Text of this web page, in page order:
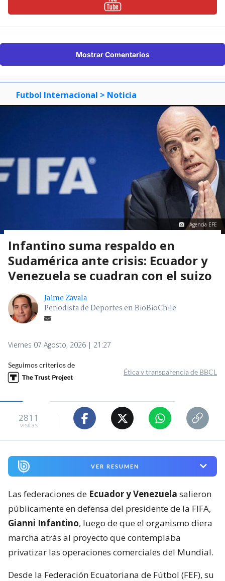
Mostrar Comentarios
Futbol Internacional > Noticia
Agencia EFE
Infantino suma respaldo en
Sudamérica ante crisis: Ecuador y
Venezuela se cuadran con el suizo
Jaime Zavala
Periodista de Deportes en BioBioChile
Viernes 07 Agosto, 2026 | 21:27
Seguimos criterios de
Ética y transparencia de BBCL
2811
visitas
VER RESUMEN
Las federaciones de Ecuador y Venezuela salieron
públicamente en defensa del presidente de la FIFA,
Gianni Infantino, luego de que el organismo diera
marcha atrás al proyecto que contemplaba
privatizar las operaciones comerciales del Mundial.
Desde la Federación Ecuatoriana de Fútbol (FEF), su